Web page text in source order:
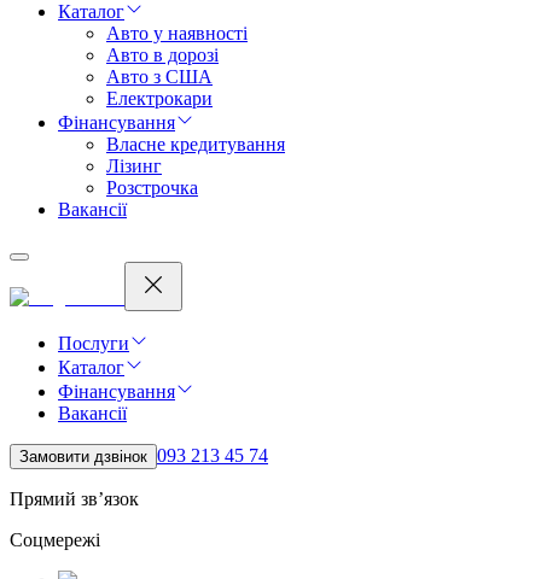
Каталог
Авто у наявності
Авто в дорозі
Авто з США
Електрокари
Фінансування
Власне кредитування
Лізинг
Розстрочка
Вакансії
Послуги
Каталог
Фінансування
Вакансії
Замовити дзвінок 093 213 45 74
Прямий зв’язок
Соцмережі